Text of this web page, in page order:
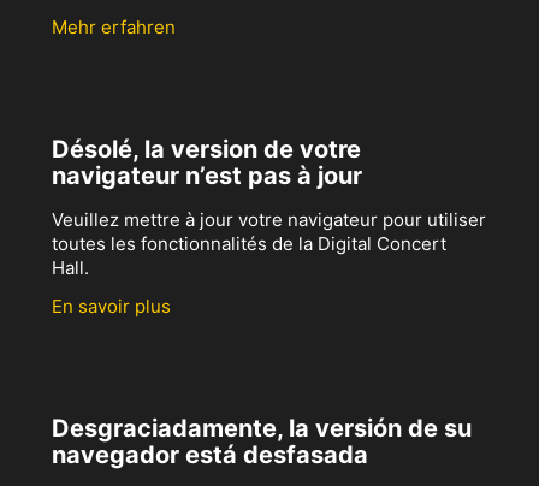
Mehr erfahren
Désolé, la version de votre
navigateur n’est pas à jour
Veuillez mettre à jour votre navigateur pour utiliser
toutes les fonctionnalités de la Digital Concert
Hall.
En savoir plus
Desgraciadamente, la versión de su
navegador está desfasada